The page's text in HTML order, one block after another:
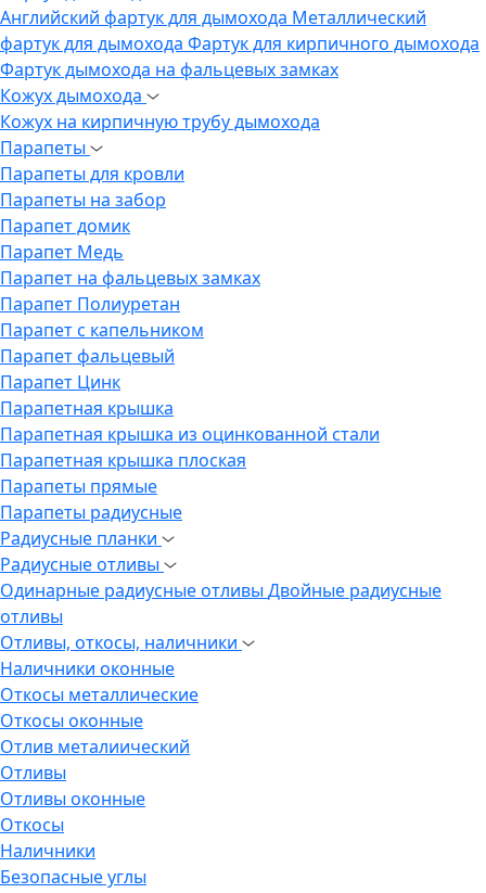
Английский фартук для дымохода Металлический
фартук для дымохода Фартук для кирпичного дымохода
Фартук дымохода на фальцевых замках
Кожух дымохода
Кожух на кирпичную трубу дымохода
Парапеты
Парапеты для кровли
Парапеты на забор
Парапет домик
Парапет Медь
Парапет на фальцевых замках
Парапет Полиуретан
Парапет с капельником
Парапет фальцевый
Парапет Цинк
Парапетная крышка
Парапетная крышка из оцинкованной стали
Парапетная крышка плоская
Парапеты прямые
Парапеты радиусные
Радиусные планки
Радиусные отливы
Одинарные радиусные отливы Двойные радиусные
отливы
Отливы, откосы, наличники
Наличники оконные
Откосы металлические
Откосы оконные
Отлив металиический
Отливы
Отливы оконные
Откосы
Наличники
Безопасные углы